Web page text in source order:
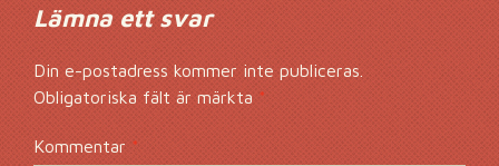
Lämna ett svar
Din e-postadress kommer inte publiceras.
Obligatoriska fält är märkta*
Kommentar*